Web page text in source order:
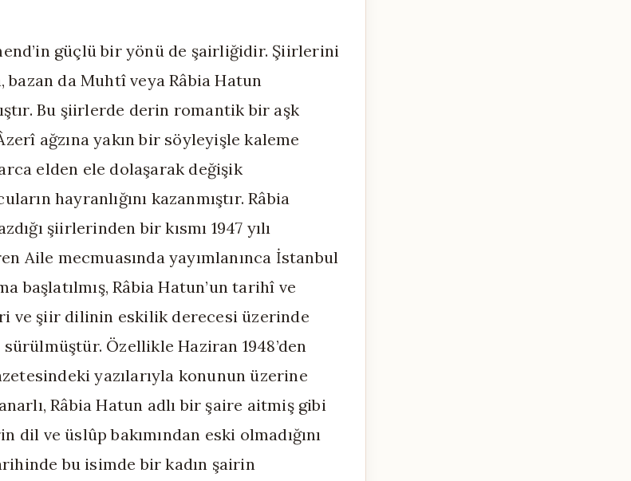
güçlü bir yönü de şairliğidir. Şiirlerini
bazan da Muhtî veya Râbia Hatun
Bu şiirlerde derin romantik bir aşk
ağzına yakın bir söyleyişle kaleme
elden ele dolaşarak değişik
hayranlığını kazanmıştır. Râbia
şiirlerinden bir kısmı 1947 yılı
Aile mecmuasında yayımlanınca İstanbul
başlatılmış, Râbia Hatun’un tarihî ve
ve şiir dilinin eskilik derecesi üzerinde
Özellikle Haziran 1948’den
yazılarıyla konunun üzerine
Râbia Hatun adlı bir şaire aitmiş gibi
ve üslûp bakımından eski olmadığını
bu isimde bir kadın şairin